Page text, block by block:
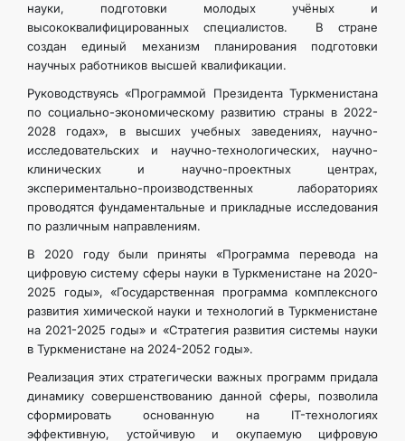
науки, подготовки молодых учёных и
высококвалифицированных специалистов. В стране
создан единый механизм планирования подготовки
научных работников высшей квалификации.
Руководствуясь «Программой Президента Туркменистана
по социально-экономическому развитию страны в 2022-
2028 годах», в высших учебных заведениях, научно-
исследовательских и научно-технологических, научно-
клинических и научно-проектных центрах,
экспериментально-производственных лабораториях
проводятся фундаментальные и прикладные исследования
по различным направлениям.
В 2020 году были приняты «Программа перевода на
цифровую систему сферы науки в Туркменистане на 2020-
2025 годы», «Государственная программа комплексного
развития химической науки и технологий в Туркменистане
на 2021-2025 годы» и «Стратегия развития системы науки
в Туркменистане на 2024-2052 годы».
Реализация этих стратегически важных программ придала
динамику совершенствованию данной сферы, позволила
сформировать основанную на IT-технологиях
эффективную, устойчивую и окупаемую цифровую